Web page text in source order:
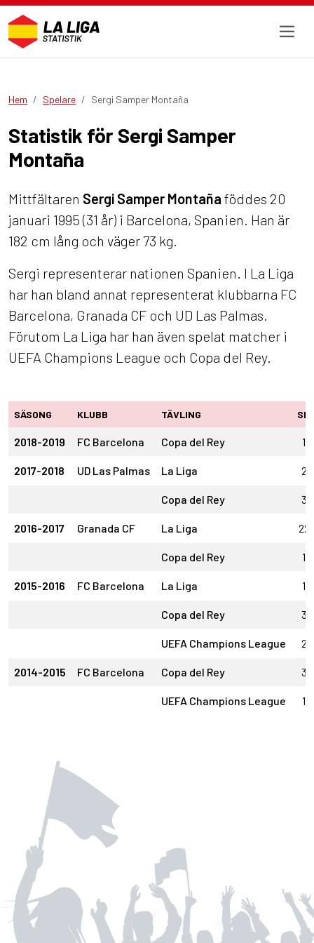
Hem Spelare Sergi Samper Montaña
Statistik för Sergi Samper
Montaña
Mittfältaren Sergi Samper Montaña föddes 20
januari 1995 (31 år) i Barcelona, Spanien. Han är
182 cm lång och väger 73 kg.
Sergi representerar nationen Spanien. I La Liga
har han bland annat representerat klubbarna FC
Barcelona, Granada CF och UD Las Palmas.
Förutom La Liga har han även spelat matcher i
UEFA Champions League och Copa del Rey.
SÄSONG KLUBB TÄVLING SM
2018-2019 FC Barcelona Copa del Rey 1
2017-2018 UD Las Palmas La Liga 2
Copa del Rey 3
2016-2017 Granada CF La Liga 22
Copa del Rey 1
2015-2016 FC Barcelona La Liga 1
Copa del Rey 3
UEFA Champions League 2
2014-2015 FC Barcelona Copa del Rey 3
UEFA Champions League 1